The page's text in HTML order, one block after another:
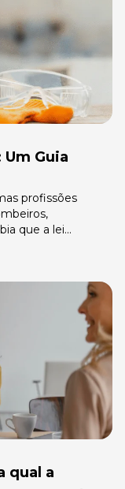
Guia
profissões
que a lei
importante
qual a